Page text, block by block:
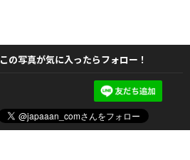
この写真が気に入ったらフォロー！